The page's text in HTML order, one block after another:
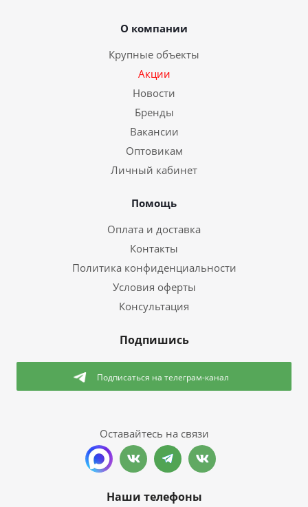
О компании
Крупные объекты
Акции
Новости
Бренды
Вакансии
Оптовикам
Личный кабинет
Помощь
Оплата и доставка
Контакты
Политика конфиденциальности
Условия оферты
Консультация
Подпишись
Подписаться на телеграм-канал
Оставайтесь на связи
Наши телефоны